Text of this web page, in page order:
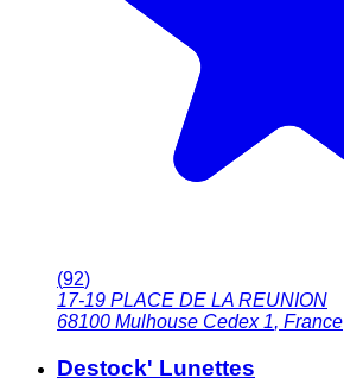
(92)
17-19 PLACE DE LA REUNION
68100 Mulhouse Cedex 1, France
Destock' Lunettes